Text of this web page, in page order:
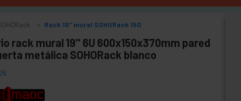
Rack 19" mural SOHORack 150
rack mural 19'' 6U 600x150x370mm pared
metálica SOHORack blanco